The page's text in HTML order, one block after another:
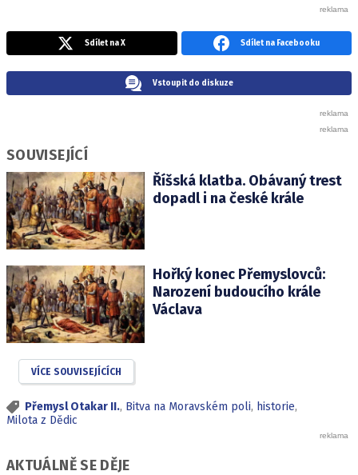
Sdílet na X Sdílet na Facebooku
Vstoupit do diskuze
SOUVISEJÍCÍ
Říšská klatba. Obávaný trest
dopadl i na české krále
Hořký konec Přemyslovců:
Narození budoucího krále
Václava
VÍCE SOUVISEJÍCÍCH
Přemysl Otakar II., Bitva na Moravském poli, historie,
Milota z Dědic
AKTUÁLNĚ SE DĚJE